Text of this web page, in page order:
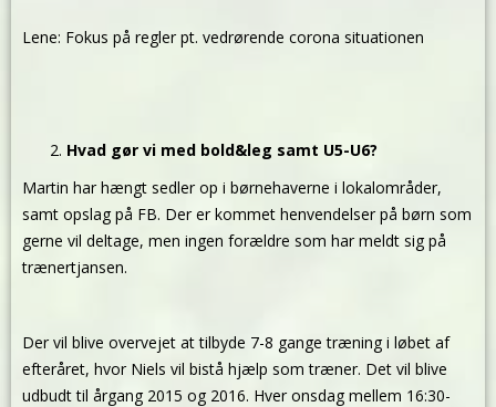
Lene: Fokus på regler pt. vedrørende corona situationen
Hvad gør vi med bold&leg samt U5-U6?
Martin har hængt sedler op i børnehaverne i lokalområder,
samt opslag på FB. Der er kommet henvendelser på børn som
gerne vil deltage, men ingen forældre som har meldt sig på
trænertjansen.
Der vil blive overvejet at tilbyde 7-8 gange træning i løbet af
efteråret, hvor Niels vil bistå hjælp som træner. Det vil blive
udbudt til årgang 2015 og 2016. Hver onsdag mellem 16:30-